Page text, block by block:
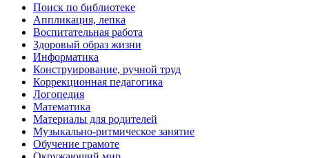
Поиск по библиотеке
Аппликация, лепка
Воспитательная работа
Здоровый образ жизни
Информатика
Конструирование, ручной труд
Коррекционная педагогика
Логопедия
Математика
Материалы для родителей
Музыкально-ритмическое занятие
Обучение грамоте